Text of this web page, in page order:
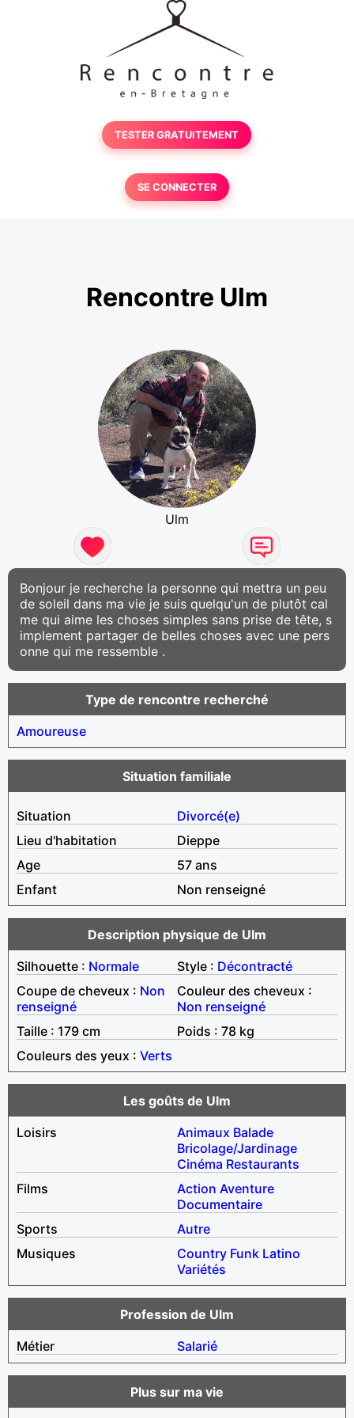
TESTER GRATUITEMENT
SE CONNECTER
Rencontre Ulm
Ulm
Bonjour je recherche la personne qui mettra un peu
de soleil dans ma vie je suis quelqu'un de plutôt cal
me qui aime les choses simples sans prise de tête, s
implement partager de belles choses avec une pers
onne qui me ressemble .
Type de rencontre recherché
Amoureuse
Situation familiale
Situation
Divorcé(e)
Lieu d'habitation
Dieppe
Age
57 ans
Enfant
Non renseigné
Description physique de Ulm
Silhouette : Normale Style : Décontracté
Coupe de cheveux : Non
renseigné
Couleur des cheveux :
Non renseigné
Taille : 179 cm
Poids : 78 kg
Couleurs des yeux : Verts
Les goûts de Ulm
Loisirs
Animaux Balade
Bricolage/Jardinage
Cinéma Restaurants
Films
Action Aventure
Documentaire
Sports
Autre
Musiques
Country Funk Latino
Variétés
Profession de Ulm
Métier
Salarié
Plus sur ma vie